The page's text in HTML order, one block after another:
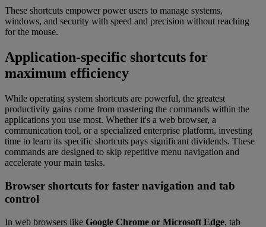
These shortcuts empower power users to manage systems,
windows, and security with speed and precision without reaching
for the mouse.
Application-specific shortcuts for
maximum efficiency
While operating system shortcuts are powerful, the greatest
productivity gains come from mastering the commands within the
applications you use most. Whether it's a web browser, a
communication tool, or a specialized enterprise platform, investing
time to learn its specific shortcuts pays significant dividends. These
commands are designed to skip repetitive menu navigation and
accelerate your main tasks.
Browser shortcuts for faster navigation and tab
control
In web browsers like Google Chrome or Microsoft Edge, tab